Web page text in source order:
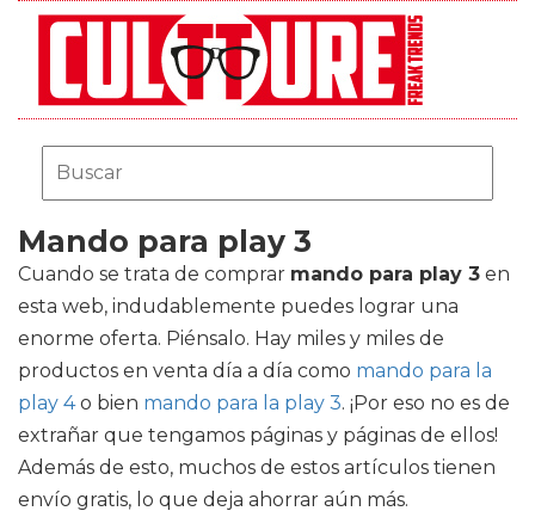
Mando para play 3
Cuando se trata de comprar mando para play 3 en
esta web, indudablemente puedes lograr una
enorme oferta. Piénsalo. Hay miles y miles de
productos en venta día a día como mando para la
play 4o bien mando para la play 3. ¡Por eso no es de
extrañar que tengamos páginas y páginas de ellos!
Además de esto, muchos de estos artículos tienen
envío gratis, lo que deja ahorrar aún más.